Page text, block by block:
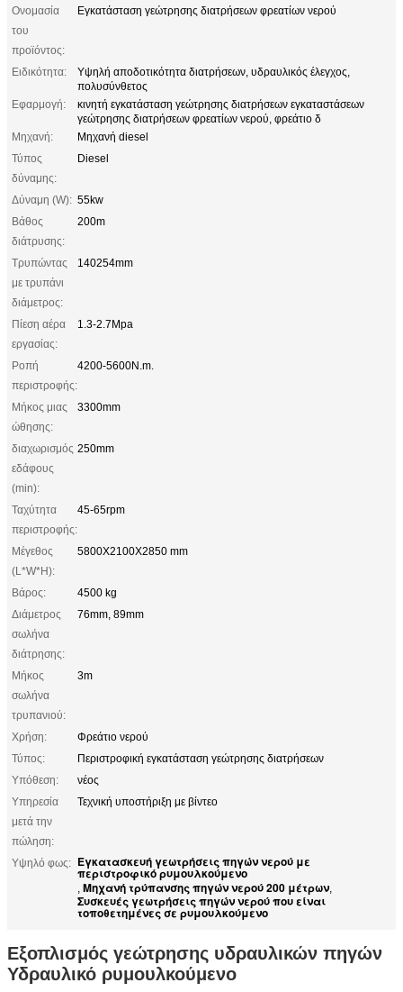
Ονομασία
του
προϊόντος:
Εγκατάσταση γεώτρησης διατρήσεων φρεατίων νερού
Ειδικότητα:
Υψηλή αποδοτικότητα διατρήσεων, υδραυλικός έλεγχος,
πολυσύνθετος
Εφαρμογή:
κινητή εγκατάσταση γεώτρησης διατρήσεων εγκαταστάσεων
γεώτρησης διατρήσεων φρεατίων νερού, φρεάτιο δ
Μηχανή:
Μηχανή diesel
Τύπος
δύναμης:
Diesel
Δύναμη (W): 55kw
Βάθος
διάτρυσης:
200m
Τρυπώντας
με τρυπάνι
διάμετρος:
140254mm
Πίεση αέρα
εργασίας:
1.3-2.7Mpa
Ροπή
περιστροφής:
4200-5600N.m.
Μήκος μιας
ώθησης:
3300mm
διαχωρισμός
εδάφους
(min):
250mm
Ταχύτητα
περιστροφής:
45-65rpm
Μέγεθος
(L*W*H):
5800X2100X2850 mm
Βάρος:
4500 kg
Διάμετρος
σωλήνα
διάτρησης:
76mm, 89mm
Μήκος
σωλήνα
τρυπανιού:
3m
Χρήση:
Φρεάτιο νερού
Τύπος:
Περιστροφική εγκατάσταση γεώτρησης διατρήσεων
Υπόθεση:
νέος
Υπηρεσία
μετά την
πώληση:
Τεχνική υποστήριξη με βίντεο
Υψηλό φως: Εγκατασκευή γεωτρήσεις πηγών νερού με
περιστροφικό ρυμουλκούμενο
, Μηχανή τρύπανσης πηγών νερού 200 μέτρων,
Συσκευές γεωτρήσεις πηγών νερού που είναι
τοποθετημένες σε ρυμουλκούμενο
Εξοπλισμός γεώτρησης υδραυλικών πηγών
Υδραυλικό ρυμουλκούμενο